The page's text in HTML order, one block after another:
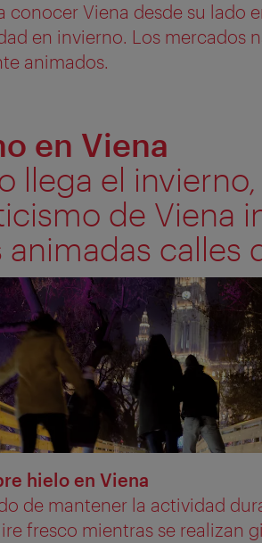
conocer Viena desde su lado
en invierno. Los mercados
animados.
en Viena
llega el invierno,
de Viena
animadas calles
hielo en Viena
de mantener la actividad
fresco mientras se realizan